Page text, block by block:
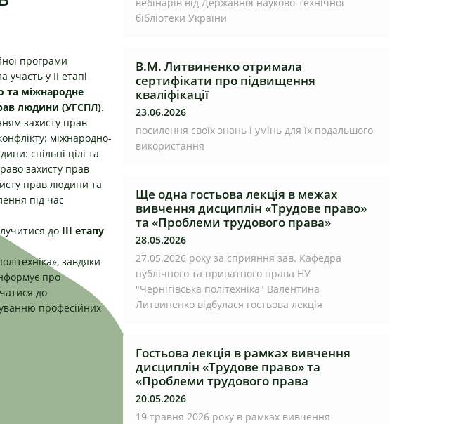
програми
участь у ІІ етапі
та міжнародне
людини (УГСПЛ).
захисту прав
міжнародно-
спільні цілі та
захисту прав
прав людини та
під час
до ІІІ етапу
завдяки
про
до
професійних
бібліотеки України
В.М. Литвиненко отримала
сертифікати про підвищення
кваліфікації
23.06.2026
посилення своїх знань і умінь для їх подальшого
використання
Ще одна гостьова лекція в межах
вивчення дисциплін «Трудове право»
та «Проблеми трудового права»
28.05.2026
27.05.2026 року за сприяння зав. Кафедра
публічного та приватного права НУ
"Чернігівська політехніка" Валентина
Литвиненко відбулася гостьова лекція
Гостьова лекція в рамках вивчення
дисциплін «Трудове право» та
«Проблеми трудового права
20.05.2026
19 травня 2026 року в рамках вивчення